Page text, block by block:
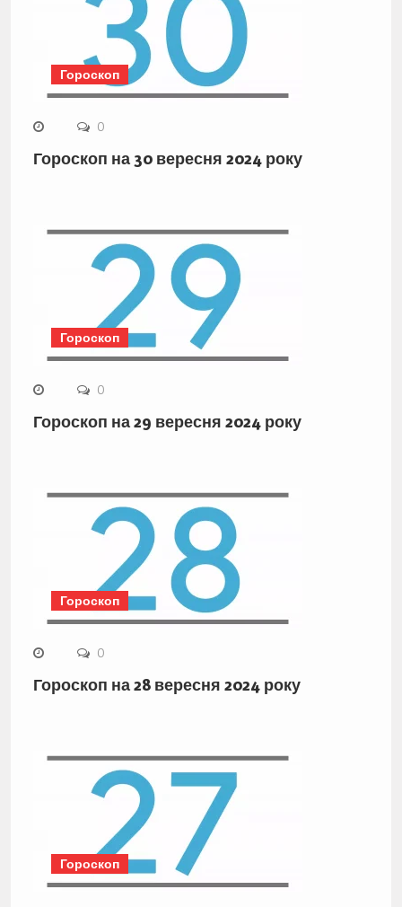
Гороскоп
0
Гороскоп на 30 вересня 2024 року
Гороскоп
0
Гороскоп на 29 вересня 2024 року
Гороскоп
0
Гороскоп на 28 вересня 2024 року
Гороскоп